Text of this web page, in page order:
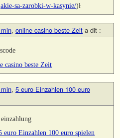
sa-zarobki-w-kasynie/)ł
, online casino beste Zeit a dit :
casino beste Zeit
, 5 euro Einzahlen 100 euro
euro Einzahlen 100 euro spielen